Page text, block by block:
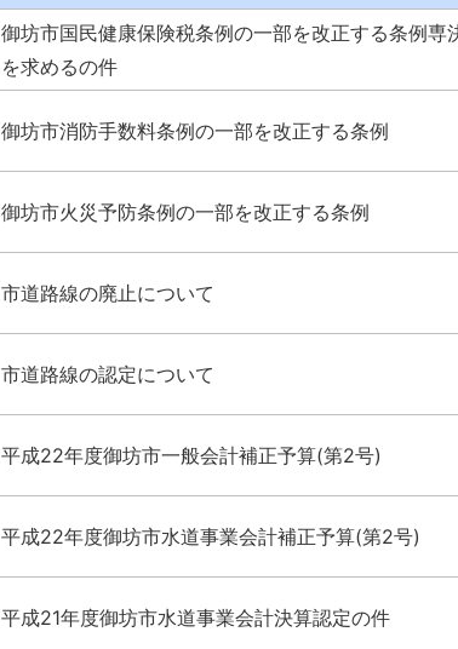
御坊市国民健康保険税条例の一部を改正する条例専
を求めるの件
御坊市消防手数料条例の一部を改正する条例
御坊市火災予防条例の一部を改正する条例
市道路線の廃止について
市道路線の認定について
平成22年度御坊市一般会計補正予算(第2号)
平成22年度御坊市水道事業会計補正予算(第2号)
平成21年度御坊市水道事業会計決算認定の件